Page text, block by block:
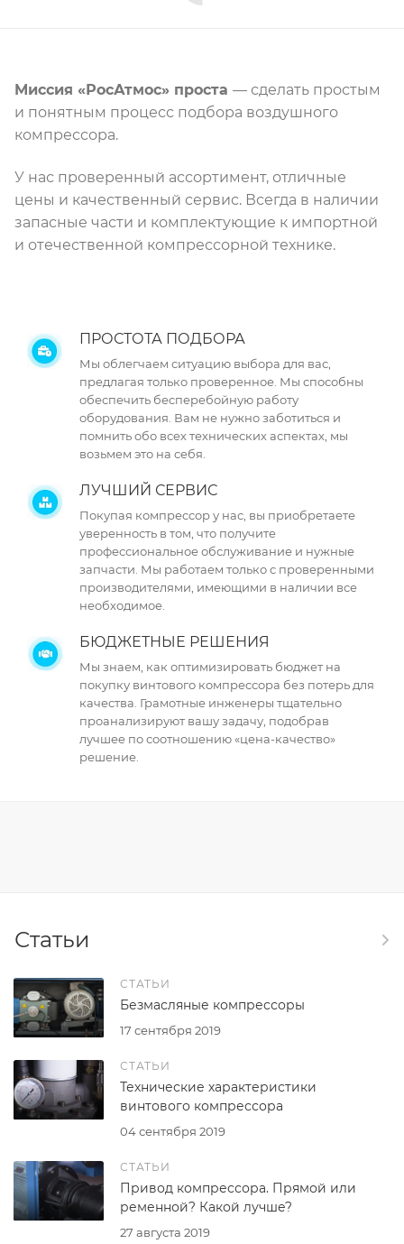
Миссия «РосАтмос» проста — сделать простым
и понятным процесс подбора воздушного
компрессора.
У нас проверенный ассортимент, отличные
цены и качественный сервис. Всегда в наличии
запасные части и комплектующие к импортной
и отечественной компрессорной технике.
ПРОСТОТА ПОДБОРА
Мы облегчаем ситуацию выбора для вас,
предлагая только проверенное. Мы способны
обеспечить бесперебойную работу
оборудования. Вам не нужно заботиться и
помнить обо всех технических аспектах, мы
возьмем это на себя.
ЛУЧШИЙ СЕРВИС
Покупая компрессор у нас, вы приобретаете
уверенность в том, что получите
профессиональное обслуживание и нужные
запчасти. Мы работаем только с проверенными
производителями, имеющими в наличии все
необходимое.
БЮДЖЕТНЫЕ РЕШЕНИЯ
Мы знаем, как оптимизировать бюджет на
покупку винтового компрессора без потерь для
качества. Грамотные инженеры тщательно
проанализируют вашу задачу, подобрав
лучшее по соотношению «цена-качество»
решение.
Статьи
СТАТЬИ
17 сентября 2019
Безмасляные компрессоры
СТАТЬИ
04 сентября 2019
Технические характеристики
винтового компрессора
СТАТЬИ
27 августа 2019
Привод компрессора. Прямой или
ременной? Какой лучше?